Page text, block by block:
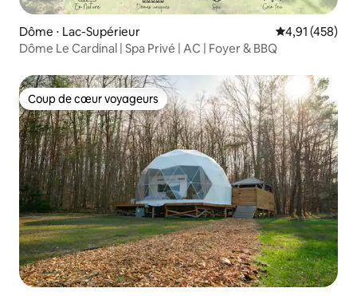
Dôme ⋅ Lac-Supérieur Évaluation
4,91 (458)
Dôme Le Cardinal | Spa Privé | AC | Foyer & BBQ
Coup de cœur voyageurs
Coup de cœur voyageurs